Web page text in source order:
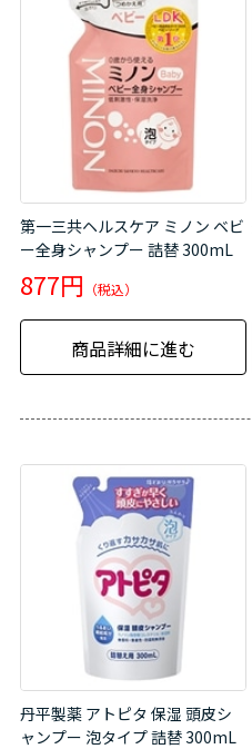
第一三共ヘルスケア ミノン ベビ
ー全身シャンプー 詰替 300mL
877円
商品詳細に進む
丹平製薬 アトピタ 保湿 頭皮シ
ャンプー 泡タイプ 詰替 300mL